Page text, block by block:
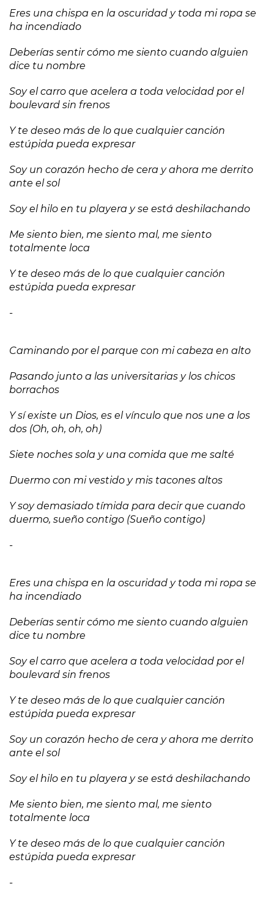
Eres una chispa en la oscuridad y toda mi ropa se
ha incendiado
Deberías sentir cómo me siento cuando alguien
dice tu nombre
Soy el carro que acelera a toda velocidad por el
boulevard sin frenos
Y te deseo más de lo que cualquier canción
estúpida pueda expresar
Soy un corazón hecho de cera y ahora me derrito
ante el sol
Soy el hilo en tu playera y se está deshilachando
Me siento bien, me siento mal, me siento
totalmente loca
Y te deseo más de lo que cualquier canción
estúpida pueda expresar
-
Caminando por el parque con mi cabeza en alto
Pasando junto a las universitarias y los chicos
borrachos
Y sí existe un Dios, es el vínculo que nos une a los
dos (Oh, oh, oh, oh)
Siete noches sola y una comida que me salté
Duermo con mi vestido y mis tacones altos
Y soy demasiado tímida para decir que cuando
duermo, sueño contigo (Sueño contigo)
-
Eres una chispa en la oscuridad y toda mi ropa se
ha incendiado
Deberías sentir cómo me siento cuando alguien
dice tu nombre
Soy el carro que acelera a toda velocidad por el
boulevard sin frenos
Y te deseo más de lo que cualquier canción
estúpida pueda expresar
Soy un corazón hecho de cera y ahora me derrito
ante el sol
Soy el hilo en tu playera y se está deshilachando
Me siento bien, me siento mal, me siento
totalmente loca
Y te deseo más de lo que cualquier canción
estúpida pueda expresar
-